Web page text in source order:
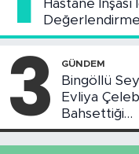
Hastane İnşası
Değerlendirme
Toplantısı
3 GÜNDEM
Bingöllü
Evliya
Bahsettiği
Bingöl'deki
Yeri